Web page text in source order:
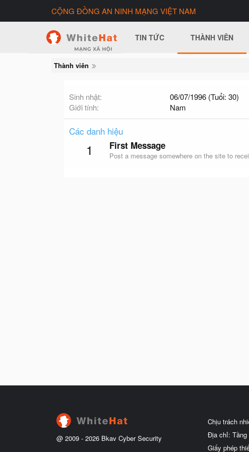
CỘNG ĐỒNG AN NINH MẠNG VIỆT NAM
TIN TỨC THÀNH VIÊN
Thành viên
Sinh nhật
06/07/1996 (Tuổi: 30)
Giới tính
Nam
Các danh hiệu
1 First Message
Post a message somewhere on the site to
@ 2009 - 2026 Bkav Cyber Security
Chịu trách
Địa chỉ: Tầng
Giấy phép